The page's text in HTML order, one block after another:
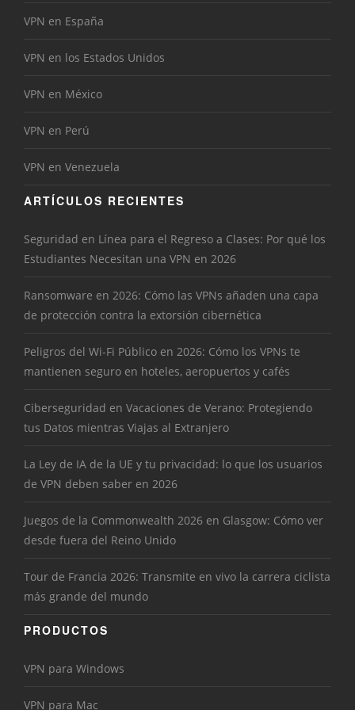
VPN en España
VPN en los Estados Unidos
VPN en México
VPN en Perú
VPN en Venezuela
ARTÍCULOS RECIENTES
Seguridad en Línea para el Regreso a Clases: Por qué los
Estudiantes Necesitan una VPN en 2026
Ransomware en 2026: Cómo las VPNs añaden una capa
de protección contra la extorsión cibernética
Peligros del Wi-Fi Público en 2026: Cómo los VPNs te
mantienen seguro en hoteles, aeropuertos y cafés
Ciberseguridad en Vacaciones de Verano: Protegiendo
tus Datos mientras Viajas al Extranjero
La Ley de IA de la UE y tu privacidad: lo que los usuarios
de VPN deben saber en 2026
Juegos de la Commonwealth 2026 en Glasgow: Cómo ver
desde fuera del Reino Unido
Tour de Francia 2026: Transmite en vivo la carrera ciclista
más grande del mundo
PRODUCTOS
VPN para Windows
VPN para Mac